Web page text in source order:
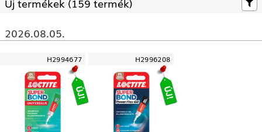
2026.08.05.
H2994677 H2996208